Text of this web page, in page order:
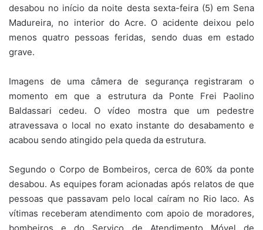
desabou no início da noite desta sexta-feira (5) em Sena
Madureira, no interior do Acre. O acidente deixou pelo
menos quatro pessoas feridas, sendo duas em estado
grave.
Imagens de uma câmera de segurança registraram o
momento em que a estrutura da Ponte Frei Paolino
Baldassari cedeu. O vídeo mostra que um pedestre
atravessava o local no exato instante do desabamento e
acabou sendo atingido pela queda da estrutura.
Segundo o Corpo de Bombeiros, cerca de 60% da ponte
desabou. As equipes foram acionadas após relatos de que
pessoas que passavam pelo local caíram no Rio Iaco. As
vítimas receberam atendimento com apoio de moradores,